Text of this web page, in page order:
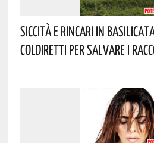
Siccità E Rincari In
Coldiretti Per Salvare I